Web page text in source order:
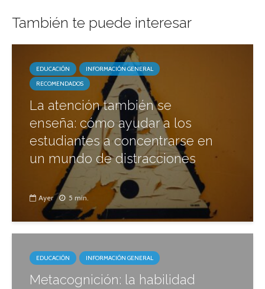
También te puede interesar
EDUCACIÓN
INFORMACIÓN GENERAL
RECOMENDADOS
La atención también se
enseña: cómo ayudar a los
estudiantes a concentrarse en
un mundo de distracciones
Ayer 5 min.
EDUCACIÓN INFORMACIÓN GENERAL
Metacognición: la habilidad